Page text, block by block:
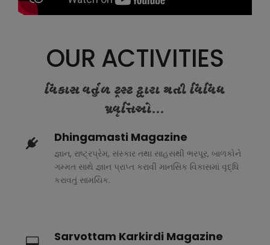
OUR ACTIVITIES
વિકાસ વર્તુળ ટ્રસ્ટ દ્વારા થતી વિવિધ
પ્રવૃત્તિઓ...
Dhingamasti Magazine
જ્ઞાન, રાષ્ટ્રપ્રેમ, સંસ્કાર તથા સાહસથી ભરપૂર, બાળકોને
ગમ્મત સાથે જ્ઞાન પ્રાપ્ત કરાવી માનસિક વિકાસમાં વૃદ્ધિ
કરાવતું સામયિક.
Sarvottam Karkirdi Magazine